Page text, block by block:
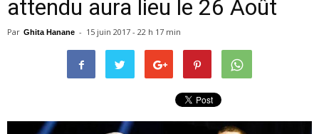
attendu aura lieu le 26 Août
Par Ghita Hanane - 15 juin 2017 - 22 h 17 min